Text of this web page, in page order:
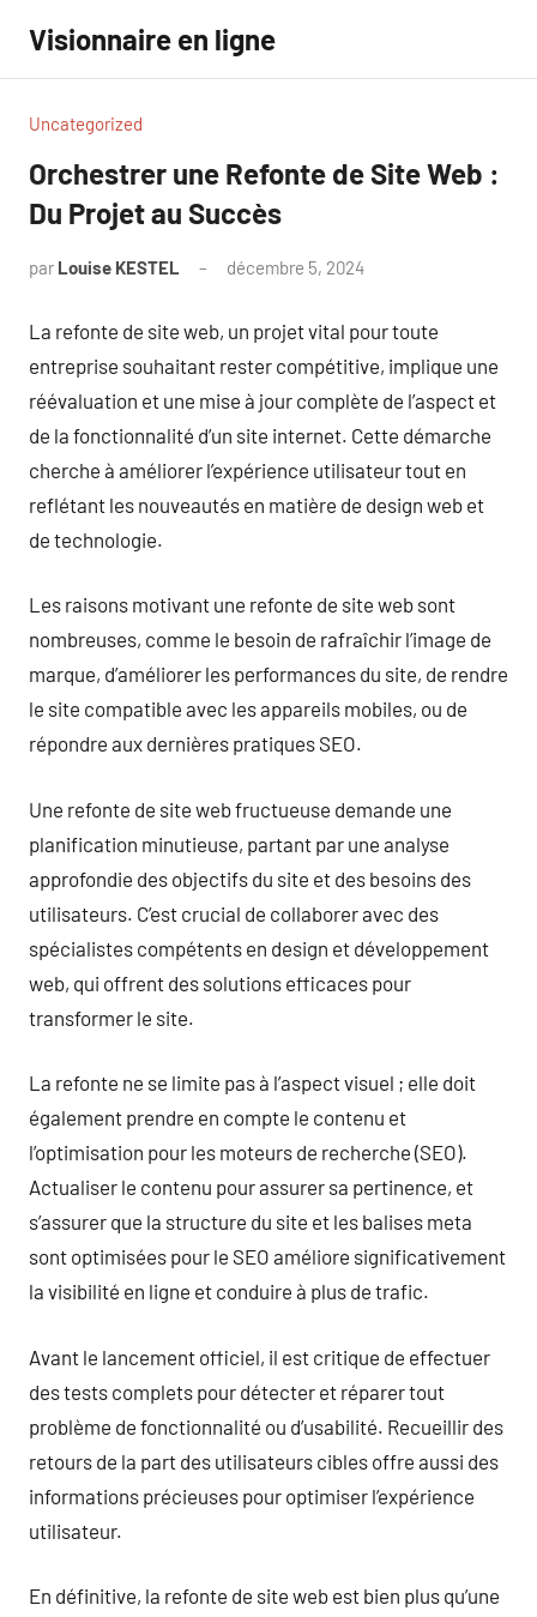
contenu
Visionnaire en ligne
Uncategorized
Orchestrer une Refonte de Site Web :
Du Projet au Succès
par Louise KESTEL décembre 5, 2024
La refonte de site web, un projet vital pour toute
entreprise souhaitant rester compétitive, implique une
réévaluation et une mise à jour complète de l’aspect et
de la fonctionnalité d’un site internet. Cette démarche
cherche à améliorer l’expérience utilisateur tout en
reflétant les nouveautés en matière de design web et
de technologie.
Les raisons motivant une refonte de site web sont
nombreuses, comme le besoin de rafraîchir l’image de
marque, d’améliorer les performances du site, de rendre
le site compatible avec les appareils mobiles, ou de
répondre aux dernières pratiques SEO.
Une refonte de site web fructueuse demande une
planification minutieuse, partant par une analyse
approfondie des objectifs du site et des besoins des
utilisateurs. C’est crucial de collaborer avec des
spécialistes compétents en design et développement
web, qui offrent des solutions efficaces pour
transformer le site.
La refonte ne se limite pas à l’aspect visuel ; elle doit
également prendre en compte le contenu et
l’optimisation pour les moteurs de recherche (SEO).
Actualiser le contenu pour assurer sa pertinence, et
s’assurer que la structure du site et les balises meta
sont optimisées pour le SEO améliore significativement
la visibilité en ligne et conduire à plus de trafic.
Avant le lancement officiel, il est critique de effectuer
des tests complets pour détecter et réparer tout
problème de fonctionnalité ou d’usabilité. Recueillir des
retours de la part des utilisateurs cibles offre aussi des
informations précieuses pour optimiser l’expérience
utilisateur.
En définitive, la refonte de site web est bien plus qu’une